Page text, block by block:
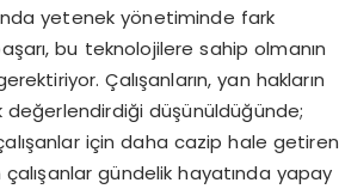
yetenek yönetiminde fark
bu teknolojilere sahip olmanın
Çalışanların, yan hakların
değerlendirdiği düşünüldüğünde;
için daha cazip hale getiren
gündelik hayatında yapay